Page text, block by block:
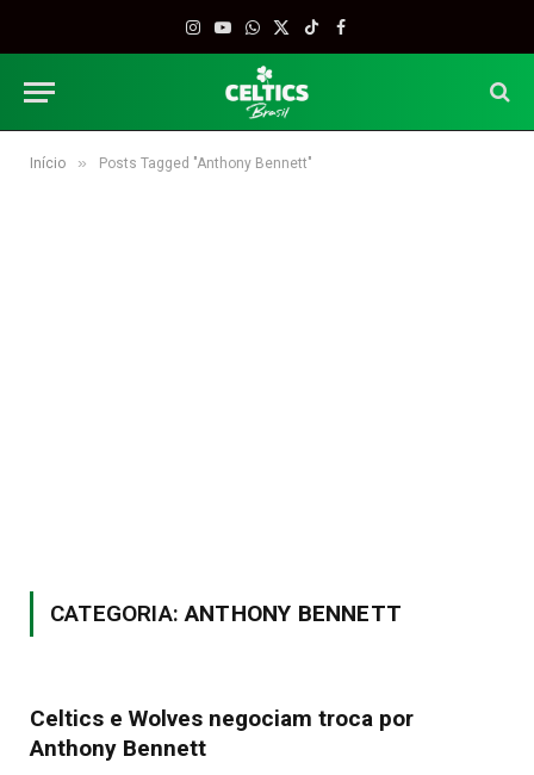
Instagram
YouTube
WhatsApp
X
TikTokFacebook
Início » Posts Tagged "Anthony Bennett"
CATEGORIA:ANTHONY BENNETT
Celtics e Wolves negociam troca por
Anthony Bennett